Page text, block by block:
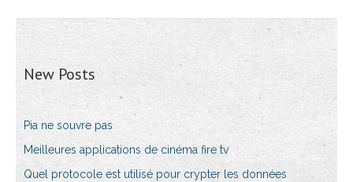
New Posts
Pia ne souvre pas
Meilleures applications de cinéma fire tv
Quel protocole est utilisé pour crypter les données